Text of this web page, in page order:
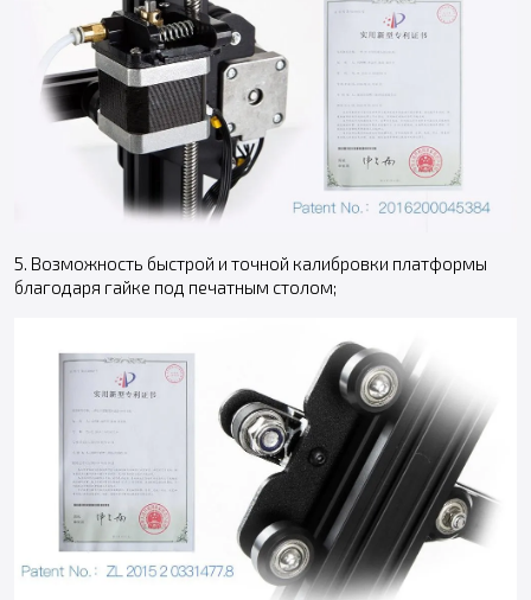
5. Возможность быстрой и точной калибровки платформы
благодаря гайке под печатным столом;